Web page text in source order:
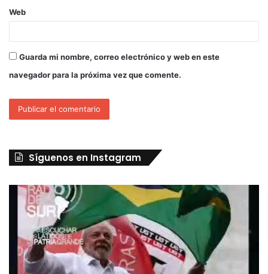
Web
Guarda mi nombre, correo electrónico y web en este
navegador para la próxima vez que comente.
Síguenos en Instagram